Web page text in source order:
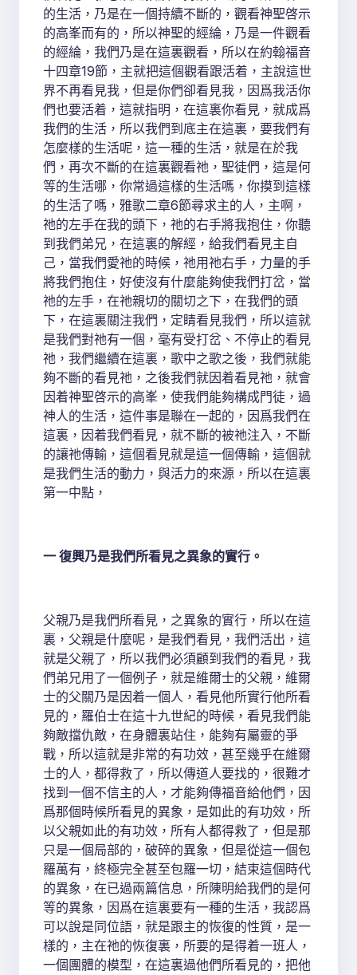
的生活，乃是在一個持續不斷的，觀看神聖啓示
的高峯而有的，所以神聖的經綸，乃是一件觀看
的經綸，我們乃是在這裏觀看，所以在約翰福音
十四章19節，主就把這個觀看跟活着，主說這世
界不再看見我，但是你們卻看見我，因爲我活你
們也要活着，這就指明，在這裏你看見，就成爲
我們的生活，所以我們到底主在這裏，要我們有
怎麼樣的生活呢，這一種的生活，就是在於我
們，再次不斷的在這裏觀看祂，聖徒們，這是何
等的生活哪，你常過這樣的生活嗎，你摸到這樣
的生活了嗎，雅歌二章6節尋求主的人，主啊，
祂的左手在我的頭下，祂的右手將我抱住，你聽
到我們弟兄，在這裏的解經，給我們看見主自
己，當我們愛祂的時候，祂用祂右手，力量的手
將我們抱住，好使沒有什麼能夠使我們打岔，當
祂的左手，在祂親切的關切之下，在我們的頭
下，在這裏關注我們，定睛看見我們，所以這就
是我們對祂有一個，毫有受打岔、不停止的看見
祂，我們繼續在這裏，歌中之歌之後，我們就能
夠不斷的看見祂，之後我們就因着看見祂，就會
因着神聖啓示的高峯，使我們能夠構成門徒，過
神人的生活，這件事是聯在一起的，因爲我們在
這裏，因着我們看見，就不斷的被祂注入，不斷
的讓祂傳輸，這個看見就是這一個傳輸，這個就
是我們生活的動力，與活力的來源，所以在這裏
第一中點，
一 復興乃是我們所看見之異象的實行。
父親乃是我們所看見，之異象的實行，所以在這
裏，父親是什麼呢，是我們看見，我們活出，這
就是父親了，所以我們必須顧到我們的看見，我
們弟兄用了一個例子，就是維爾士的父親，維爾
士的父關乃是因着一個人，看見他所實行他所看
見的，羅伯士在這十九世紀的時候，看見我們能
夠敵擋仇敵，在身體裏站住，能夠有屬靈的爭
戰，所以這就是非常的有功效，甚至幾乎在維爾
士的人，都得救了，所以傳道人要找的，很難才
找到一個不信主的人，才能夠傳福音給他們，因
爲那個時候所看見的異象，是如此的有功效，所
以父親如此的有功效，所有人都得救了，但是那
只是一個局部的，破碎的異象，但是從這一個包
羅萬有，終極完全甚至包羅一切，結束這個時代
的異象，在已過兩篇信息，所陳明給我們的是何
等的異象，因爲在這裏要有一種的生活，我認爲
可以說是同位語，就是跟主的恢復的性質，是一
樣的，主在祂的恢復裏，所要的是得着一班人，
一個團體的模型，在這裏過他們所看見的，把他